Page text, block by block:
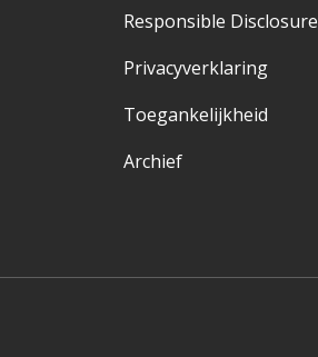
Responsible Disclosure
Privacyverklaring
Toegankelijkheid
Archief